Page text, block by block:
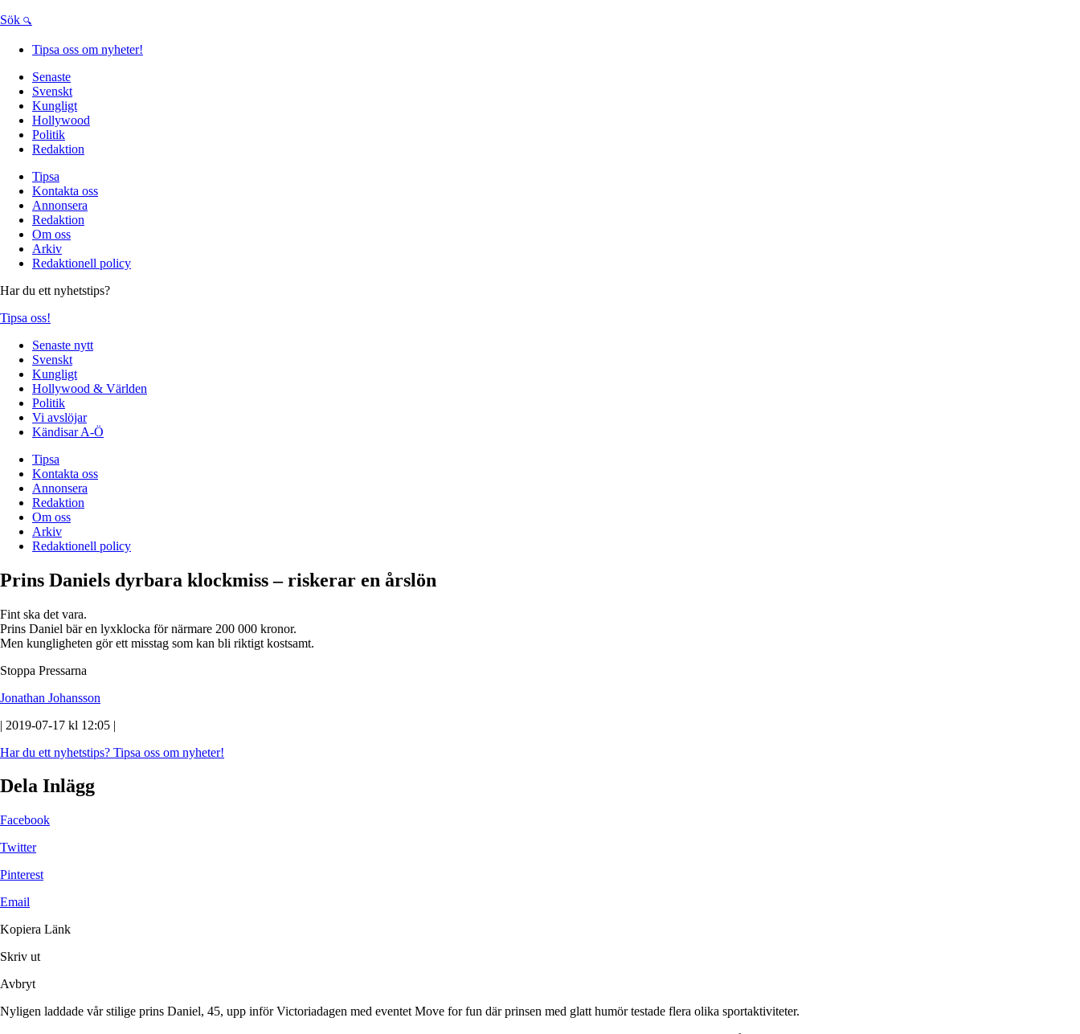
Sök
Tipsa oss om nyheter!
Senaste
Svenskt
Kungligt
Hollywood
Politik
Redaktion
Tipsa
Kontakta oss
Annonsera
Redaktion
Om oss
Arkiv
Redaktionell policy
Har du ett nyhetstips?
Tipsa oss!
Senaste nytt
Svenskt
Kungligt
Hollywood & Världen
Politik
Vi avslöjar
Kändisar A-Ö
Tipsa
Kontakta oss
Annonsera
Redaktion
Om oss
Arkiv
Redaktionell policy
Prins Daniels dyrbara klockmiss – riskerar en årslön
Fint ska det vara.
Prins Daniel bär en lyxklocka för närmare 200 000 kronor.
Men kungligheten gör ett misstag som kan bli riktigt kostsamt.
Stoppa Pressarna
Jonathan Johansson
| 2019-07-17 kl 12:05 |
Har du ett nyhetstips? Tipsa oss om nyheter!
Dela Inlägg
Facebook
Twitter
Pinterest
Email
Kopiera Länk
Skriv ut
Avbryt
Nyligen laddade vår stilige prins Daniel, 45, upp inför Victoriadagen med eventet Move for fun där prinsen med glatt humör testade flera olika sportaktiviteter.